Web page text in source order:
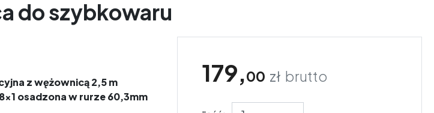
do szybkowaru
z wężownicą2,5 m
osadzona w rurze60,3mm
179,00 zł brutto